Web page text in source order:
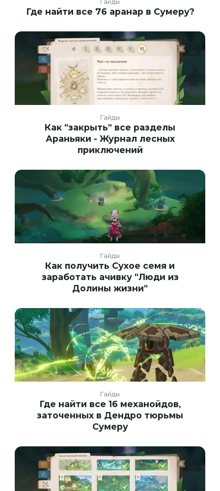
Гайды
Где найти все 76 аранар в Сумеру?
Гайды
Как "закрыть" все разделы
Араньяки - Журнал лесных
приключений
Гайды
Как получить Сухое семя и
заработать ачивку "Люди из
Долины жизни"
Гайды
Где найти все 16 механойдов,
заточенных в Дендро тюрьмы
Сумеру